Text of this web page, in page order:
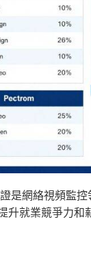
是網絡視頻監控
升就業競爭力和